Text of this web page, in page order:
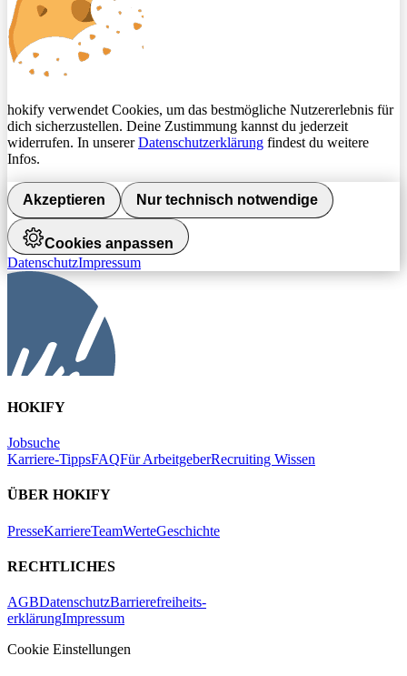
hokify verwendet Cookies, um das bestmögliche Nutzererlebnis für
dich sicherzustellen. Deine Zustimmung kannst du jederzeit
widerrufen. In unsererDatenschutzerklärung findest du weitere
Infos.
Akzeptieren Nur technisch notwendige
Cookies anpassen
DatenschutzImpressum
HOKIFY
Jobsuche
Karriere-TippsFAQFür ArbeitgeberRecruiting Wissen
ÜBER HOKIFY
PresseKarriereTeamWerteGeschichte
RECHTLICHES
AGBDatenschutzBarrierefreiheits-
erklärungImpressum
Cookie Einstellungen